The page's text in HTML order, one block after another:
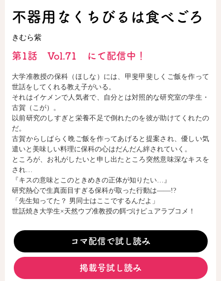
リキューレ
コミックエッセイ
閉じる
不器用なくちびるは食べごろ
きむら紫
第1話 Vol.71 にて配信中！
大学准教授の保科（ほしな）には、甲斐甲斐しくご飯を作って
世話をしてくれる教え子がいる。
それはイケメンで人気者で、自分とは対照的な研究室の学生・
古賀（こが）。
以前研究のしすぎと栄養不足で倒れたのを彼が助けてくれたの
だ。
古賀からしばらく晩ご飯を作ってあげると提案され、優しい気
遣いと美味しい料理に保科の心はだんだん絆されていく。
ところが、お礼がしたいと申し出たところ突然意味深なキスを
され…
『キスの意味とこのときめきの正体が知りたい…』
研究熱心で生真面目すぎる保科が取った行動は――!?
「先生知ってた？ 男同士はここでするんだよ」
世話焼き大学生×天然ウブ准教授の餌づけピュアラブコメ！
コマ配信で試し読み
掲載号試し読み